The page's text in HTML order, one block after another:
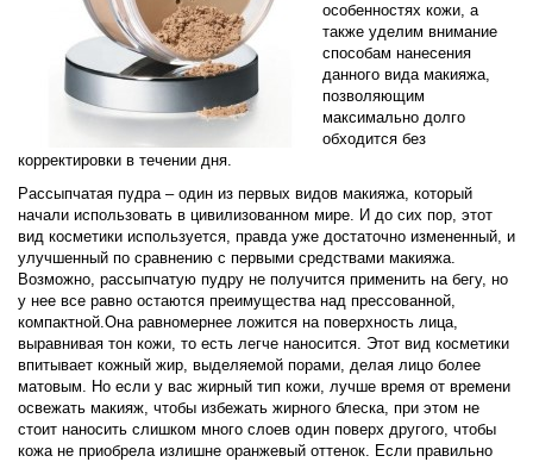
особенностях кожи, а
также уделим внимание
способам нанесения
данного вида макияжа,
позволяющим
максимально долго
обходится без
корректировки в течении дня.
Рассыпчатая пудра – один из первых видов макияжа, который
начали использовать в цивилизованном мире. И до сих пор, этот
вид косметики используется, правда уже достаточно измененный, и
улучшенный по сравнению с первыми средствами макияжа.
Возможно, рассыпчатую пудру не получится применить на бегу, но
у нее все равно остаются преимущества над прессованной,
компактной.Она равномернее ложится на поверхность лица,
выравнивая тон кожи, то есть легче наносится. Этот вид косметики
впитывает кожный жир, выделяемой порами, делая лицо более
матовым. Но если у вас жирный тип кожи, лучше время от времени
освежать макияж, чтобы избежать жирного блеска, при этом не
стоит наносить слишком много слоев один поверх другого, чтобы
кожа не приобрела излишне оранжевый оттенок. Если правильно